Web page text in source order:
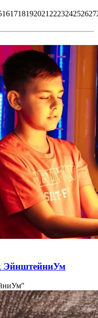
161718192021 222324252627
ЭйнштейниУм